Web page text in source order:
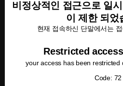
비정상적인 접근으로 일
이 제한 되었
현재 접속하신 단말에서는
Restricted
your access has been restricted
Code: 72